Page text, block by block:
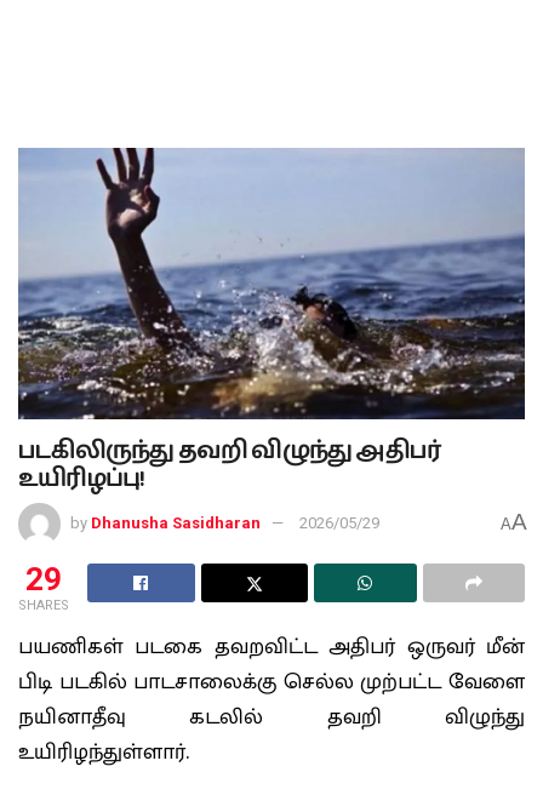
படகிலிருந்து தவறி விழுந்து அதிபர்
உயிரிழப்பு!
by Dhanusha Sasidharan 2026/05/29 AA
29
SHARES
பயணிகள் படகை தவறவிட்ட அதிபர் ஒருவர் மீன்
பிடி படகில் பாடசாலைக்கு செல்ல முற்பட்ட வேளை
நயினாதீவு கடலில் தவறி விழுந்து
உயிரிழந்துள்ளார்.